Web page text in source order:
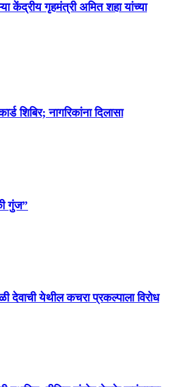
केंद्रीय गृहमंत्री अमित शहा यांच्या
शिबिर; नागरिकांना दिलासा
गुंज”
देवाची येथील कचरा प्रकल्पाला विरोध